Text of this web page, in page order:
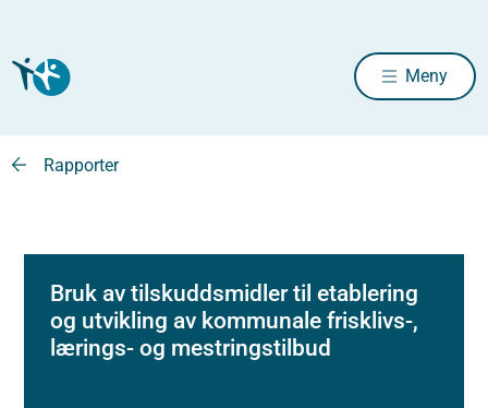
Meny
Rapporter
Bruk av tilskuddsmidler til etablering
og utvikling av kommunale frisklivs-,
lærings- og mestringstilbud